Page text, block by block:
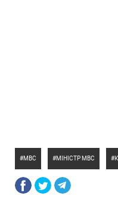
МВС МІНІСТР МВС